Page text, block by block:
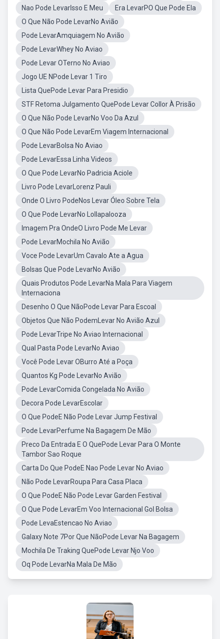
Nao Pode LevarIsso E Meu
Era LevarPO Que Pode Ela
O Que Não Pode LevarNo Avião
Pode LevarAmquiagem No Avião
Pode LevarWhey No Aviao
Pode Levar OTerno No Aviao
Jogo UE NPode Levar 1 Tiro
Lista QuePode Levar Para Presidio
STF Retoma Julgamento QuePode Levar Collor À Prisão
O Que Não Pode LevarNo Voo Da Azul
O Que Não Pode LevarEm Viagem Internacional
Pode LevarBolsa No Aviao
Pode LevarEssa Linha Videos
O Que Pode LevarNo Padricia Aciole
Livro Pode LevarLorenz Pauli
Onde O Livro PodeNos Levar Óleo Sobre Tela
O Que Pode LevarNo Lollapalooza
Imagem Pra OndeO Livro Pode Me Levar
Pode LevarMochila No Avião
Voce Pode LevarUm Cavalo Ate a Agua
Bolsas Que Pode LevarNo Avião
Quais Produtos Pode LevarNa Mala Para Viagem
Internaciona
Desenho O Que NãoPode Levar Para Escoal
Objetos Que Não PodemLevar No Avião Azul
Pode LevarTripe No Aviao Internacional
Qual Pasta Pode LevarNo Aviao
Você Pode Levar OBurro Até a Poça
Quantos Kg Pode LevarNo Avião
Pode LevarComida Congelada No Avião
Decora Pode LevarEscolar
O Que PodeE Não Pode Levar Jump Festival
Pode LevarPerfume Na Bagagem De Mão
Preco Da Entrada E O QuePode Levar Para O Monte
Tambor Sao Roque
Carta Do Que PodeE Nao Pode Levar No Aviao
Não Pode LevarRoupa Para Casa Placa
O Que PodeE Não Pode Levar Garden Festival
O Que Pode LevarEm Voo Internacional Gol Bolsa
Pode LevaEstencao No Aviao
Galaxy Note 7Por Que NãoPode Levar Na Bagagem
Mochila De Traking QuePode Levar Njo Voo
Oq Pode LevarNa Mala De Mão